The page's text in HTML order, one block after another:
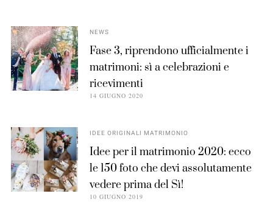
NEWS
Fase 3, riprendono ufficialmente i
matrimoni: sì a celebrazioni e
ricevimenti
14 GIUGNO 2020
IDEE ORIGINALI MATRIMONIO
Idee per il matrimonio 2020: ecco
le 150 foto che devi assolutamente
vedere prima del Sì!
10 GIUGNO 2019